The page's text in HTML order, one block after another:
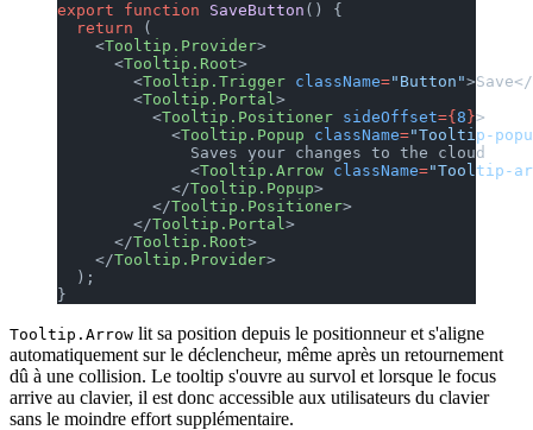
export function SaveButton () {
  return
(
    <
Tooltip.Provider>
      <
Tooltip.Root>
        <
Tooltip.Trigger className="Button">Save</
        <
Tooltip.Portal>
          <
Tooltip.Positioner sideOffset={ 8 }>
            <
Tooltip.Popup className="Tooltip-
              Saves your changes to the cloud
              <
Tooltip.Arrow className="Tooltip-
            </
Tooltip.Popup>
          </
Tooltip.Positioner>
        </
Tooltip.Portal>
      </
Tooltip.Root>
    </
Tooltip.Provider>
  );
}
Tooltip.Arrow lit sa position depuis le positionneur et s'aligne
automatiquement sur le déclencheur, même après un retournement
dû à une collision. Le tooltip s'ouvre au survol et lorsque le focus
arrive au clavier, il est donc accessible aux utilisateurs du clavier
sans le moindre effort supplémentaire.